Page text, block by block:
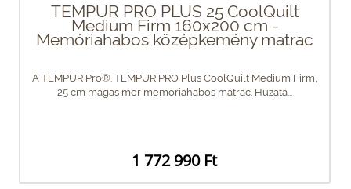
TEMPUR PRO PLUS 25 CoolQuilt
Medium Firm 160x200 cm -
Memóriahabos középkemény matrac
A TEMPUR Pro®. TEMPUR PRO Plus CoolQuilt Medium Firm,
25 cm magas mer memóriahabos matrac. Huzata...
1 772 990 Ft